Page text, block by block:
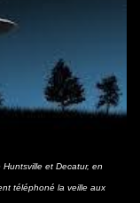
et Decatur, en
téléphoné la veille aux